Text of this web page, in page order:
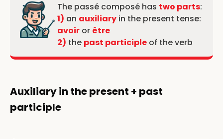
The passé composé has two parts:
1) an auxiliary in the present tense:
avoir or être
2) the past participle of the verb
Auxiliary in the present + past
participle